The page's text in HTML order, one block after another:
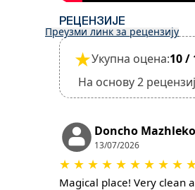
РЕЦЕНЗИЈЕ
Преузми линк за рецензију
★Укупна оцена:10 /
На основу 2
Doncho
13/07/2026
★ ★ ★ ★ ★ ★ ★ ★ ★
Magical place! Very clean